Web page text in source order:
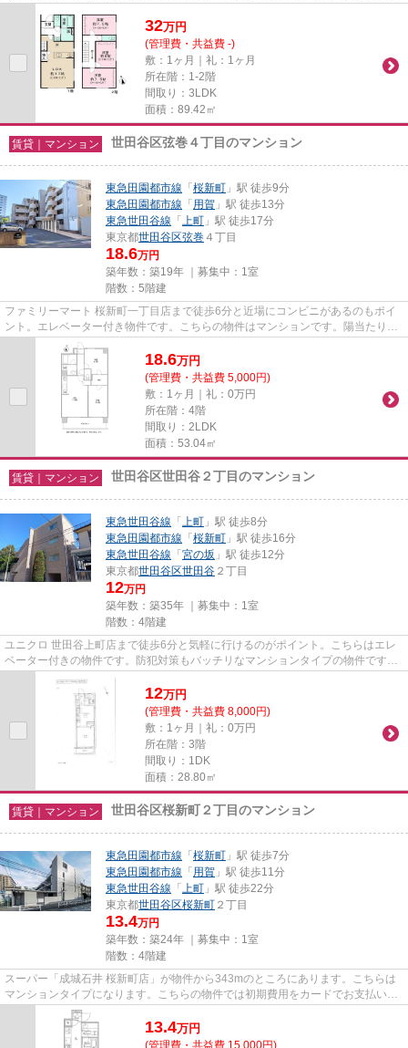
周辺環境も良く、子育てにも...
32万円
(管理費・共益費 -)
敷：1ヶ月｜礼：1ヶ月
所在階：1-2階
間取り：3LDK
面積：89.42㎡
賃貸｜マンション 世田谷区弦巻４丁目のマンション
東急田園都市線 「桜新町 」駅 徒歩9分
東急田園都市線 「用賀 」駅 徒歩13分
東急世田谷線 「 上町 」駅 徒歩17分
東京都世田谷区弦巻 ４丁目
18.6万円
築年数：築19年 ｜募集中： 1室
階数：5階建
ファミリーマート 桜新町一丁目店まで徒歩6分と近場にコンビニがあるのもポイ
ント。エレベーター付き物件です。こちらの物件はマンションです。陽当たりが
良いので、冬も暖かく快適に...
18.6万円
(管理費・共益費 5,000円)
敷：1ヶ月｜礼：0万円
所在階：4階
間取り：2LDK
面積：53.04㎡
賃貸｜マンション 世田谷区世田谷２丁目のマンション
東急世田谷線 「 上町 」駅 徒歩8分
東急田園都市線 「桜新町 」駅 徒歩16分
東急世田谷線 「宮の坂 」駅 徒歩12分
東京都世田谷区世田谷 ２丁目
12万円
築年数：築35年 ｜募集中： 1室
階数：4階建
ユニクロ 世田谷上町店まで徒歩6分と気軽に行けるのがポイント。こちらはエレ
ベーター付きの物件です。防犯対策もバッチリなマンションタイプの物件です。
陽当りも良いので、清々しい...
12万円
(管理費・共益費 8,000円)
敷：1ヶ月｜礼：0万円
所在階：3階
間取り：1DK
面積：28.80㎡
賃貸｜マンション 世田谷区桜新町２丁目のマンション
東急田園都市線 「桜新町 」駅 徒歩7分
東急田園都市線 「用賀 」駅 徒歩11分
東急世田谷線 「 上町 」駅 徒歩22分
東京都世田谷区桜新町 ２丁目
13.4万円
築年数：築24年 ｜募集中： 1室
階数：4階建
スーパー「成城石井 桜新町店」が物件から343mのところにあります。こちらは
マンションタイプになります。こちらの物件では初期費用をカードでお支払いい
ただけます。高いニーズのある...
13.4万円
(管理費・共益費 15,000円)